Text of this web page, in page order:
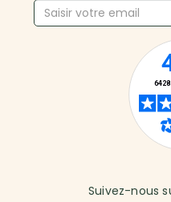
Suivez-nous